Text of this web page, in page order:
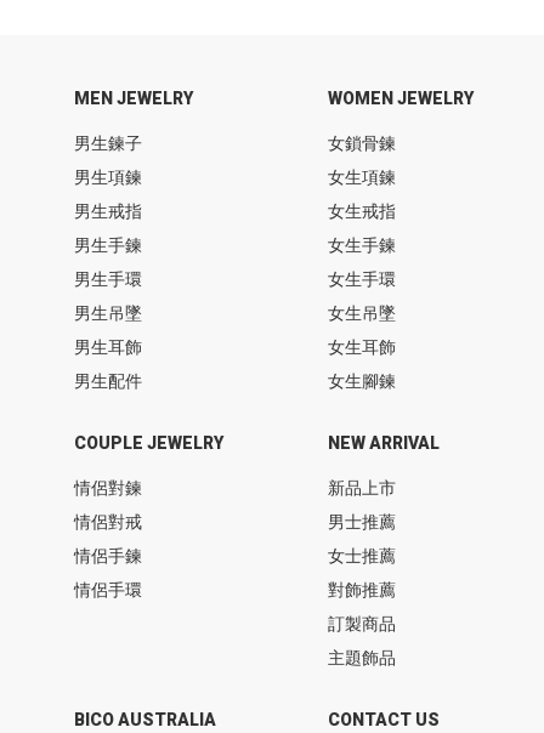
MEN JEWELRY
男生鍊子
男生項鍊
男生戒指
男生手鍊
男生手環
男生吊墜
男生耳飾
男生配件
WOMEN JEWELRY
女鎖骨鍊
女生項鍊
女生戒指
女生手鍊
女生手環
女生吊墜
女生耳飾
女生腳鍊
COUPLE JEWELRY
情侶對鍊
情侶對戒
情侶手鍊
情侶手環
BICO AUSTRALIA
NEW ARRIVAL
新品上市
男士推薦
女士推薦
對飾推薦
訂製商品
主題飾品
CONTACT US